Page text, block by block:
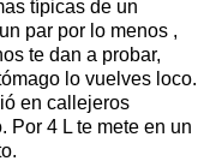
típicas de un
par por lo menos ,
te dan a probar,
lo vuelves loco.
en callejeros
Por 4 L te mete en un